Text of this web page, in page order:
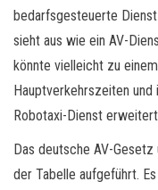
bedarfsgesteuerte
sieht aus wie ein AV-
könnte vielleicht zu
Hauptverkehrszeiten
Robotaxi-Dienst
Das deutsche AV-
der Tabelle aufgeführt.